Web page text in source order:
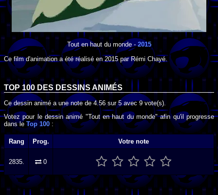
Tout en haut du monde- 2015
Ce film d'animation a été réalisé en 2015 parRémi Chayé
TOP 100 DES DESSINS ANIMÉS
Ce dessin animé a une note de4.56 sur5 avec9vote(s).
Votez pour le dessin animé "Tout en haut du monde" afin qu'il progresse
dans le Top 100 :
Rang Prog. Votre note
2835. 0